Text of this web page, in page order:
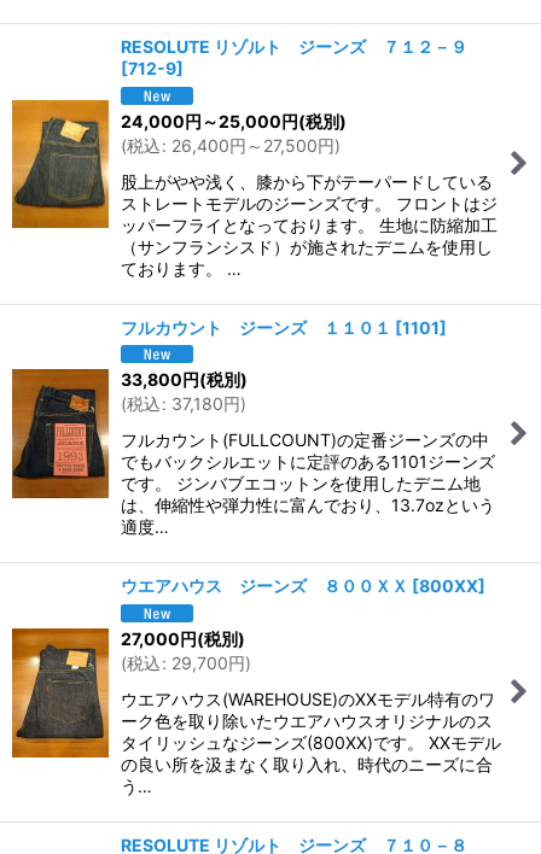
RESOLUTE リゾルト ジーンズ ７１２－９
[712-9]
24,000円 ～25,000円(税別)
(税込: 26,400円 ～27,500円)
股上がやや浅く、膝から下がテーパードしている
ストレートモデルのジーンズです。 フロントはジ
ッパーフライとなっております。 生地に防縮加工
（サンフランシスド）が施されたデニムを使用し
ております。 …
フルカウント ジーンズ １１０１ [1101]
33,800 円(税別)
(税込: 37,180円)
フルカウント(FULLCOUNT)の定番ジーンズの中
でもバックシルエットに定評のある1101ジーンズ
です。 ジンバブエコットンを使用したデニム地
は、伸縮性や弾力性に富んでおり、13.7ozという
適度…
ウエアハウス ジーンズ ８００ＸＸ [800XX]
27,000円(税別)
(税込: 29,700円)
ウエアハウス(WAREHOUSE)のXXモデル特有のワ
ーク色を取り除いたウエアハウスオリジナルのス
タイリッシュなジーンズ(800XX)です。 XXモデル
の良い所を汲まなく取り入れ、時代のニーズに合
う…
RESOLUTE リゾルト ジーンズ ７１０－８